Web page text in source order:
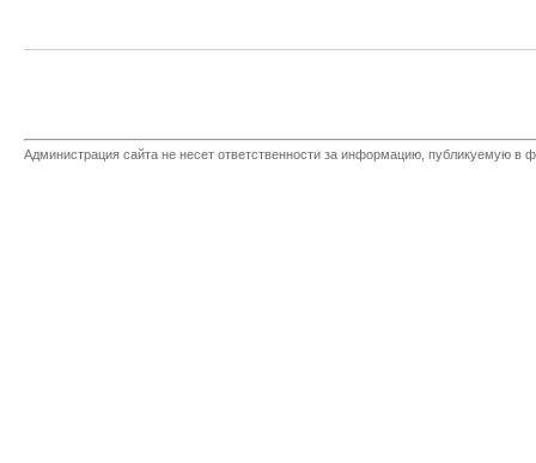
Администрация сайта не несет ответственности за информацию, публикуемую